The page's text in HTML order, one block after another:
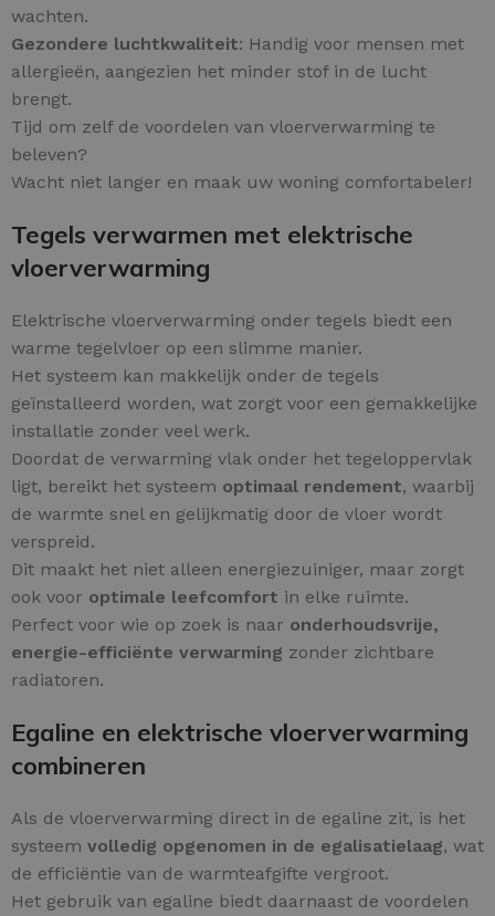
wachten.
Gezondere luchtkwaliteit: Handig voor mensen met
allergieën, aangezien het minder stof in de lucht
brengt.
Tijd om zelf de voordelen van vloerverwarming te
beleven?
Wacht niet langer en maak uw woning comfortabeler!
Tegels verwarmen met elektrische
vloerverwarming
Elektrische vloerverwarming onder tegels biedt een
warme tegelvloer op een slimme manier.
Het systeem kan makkelijk onder de tegels
geïnstalleerd worden, wat zorgt voor een gemakkelijke
installatie zonder veel werk.
Doordat de verwarming vlak onder het tegeloppervlak
ligt, bereikt het systeem optimaal rendement, waarbij
de warmte snel en gelijkmatig door de vloer wordt
verspreid.
Dit maakt het niet alleen energiezuiniger, maar zorgt
ook voor optimale leefcomfort in elke ruimte.
Perfect voor wie op zoek is naar onderhoudsvrije,
energie-efficiënte verwarming zonder zichtbare
radiatoren.
Egaline en elektrische vloerverwarming
combineren
Als de vloerverwarming direct in de egaline zit, is het
systeem volledig opgenomen in de egalisatielaag, wat
de efficiëntie van de warmteafgifte vergroot.
Het gebruik van egaline biedt daarnaast de voordelen